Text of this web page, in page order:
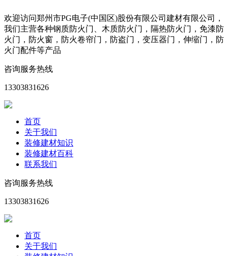
欢迎访问郑州市PG电子(中国区)股份有限公司建材有限公司，
我们主营各种钢质防火门、木质防火门，隔热防火门，免漆防
火门，防火窗，防火卷帘门，防盗门，变压器门，伸缩门，防
火门配件等产品
咨询服务热线
13303831626
首页
关于我们
装修建材知识
装修建材百科
联系我们
咨询服务热线
13303831626
首页
关于我们